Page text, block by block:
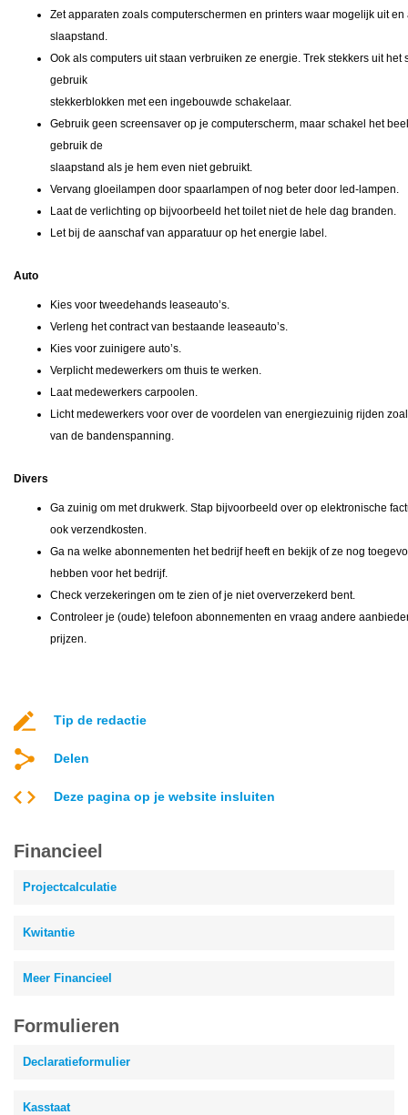
Zet apparaten zoals computerschermen en printers waar mogelijk uit en
slaapstand.
Ook als computers uit staan verbruiken ze energie. Trek stekkers uit het
gebruik
stekkerblokken met een ingebouwde schakelaar.
Gebruik geen screensaver op je computerscherm, maar schakel het
gebruik de
slaapstand als je hem even niet gebruikt.
Vervang gloeilampen door spaarlampen of nog beter door led-lampen.
Laat de verlichting op bijvoorbeeld het toilet niet de hele dag branden.
Let bij de aanschaf van apparatuur op het energie label.
Auto
Kies voor tweedehands leaseauto’s.
Verleng het contract van bestaande leaseauto’s.
Kies voor zuinigere auto’s.
Verplicht medewerkers om thuis te werken.
Laat medewerkers carpoolen.
Licht medewerkers voor over de voordelen van energiezuinig rijden
van de bandenspanning.
Divers
Ga zuinig om met drukwerk. Stap bijvoorbeeld over op elektronische
ook verzendkosten.
Ga na welke abonnementen het bedrijf heeft en bekijk of ze nog
hebben voor het bedrijf.
Check verzekeringen om te zien of je niet oververzekerd bent.
Controleer je (oude) telefoon abonnementen en vraag andere
prijzen.
Tip de redactie
Delen
Deze pagina op je website insluiten
Financieel
Projectcalculatie
Kwitantie
Meer Financieel
Formulieren
Declaratieformulier
Kasstaat